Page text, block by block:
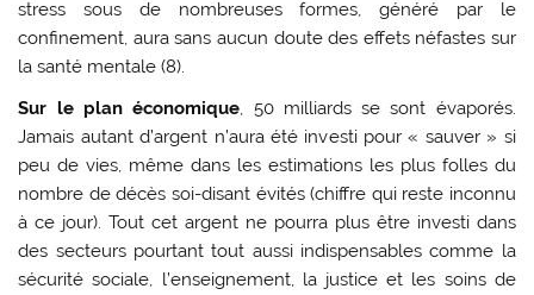
stress sous de nombreuses formes, généré par le
confinement, aura sans aucun doute des effets néfastes sur
la santé mentale (8).
Sur le plan économique, 50 milliards se sont évaporés.
Jamais autant d’argent n’aura été investi pour « sauver » si
peu de vies, même dans les estimations les plus folles du
nombre de décès soi-disant évités (chiffre qui reste inconnu
à ce jour). Tout cet argent ne pourra plus être investi dans
des secteurs pourtant tout aussi indispensables comme la
sécurité sociale, l’enseignement, la justice et les soins de